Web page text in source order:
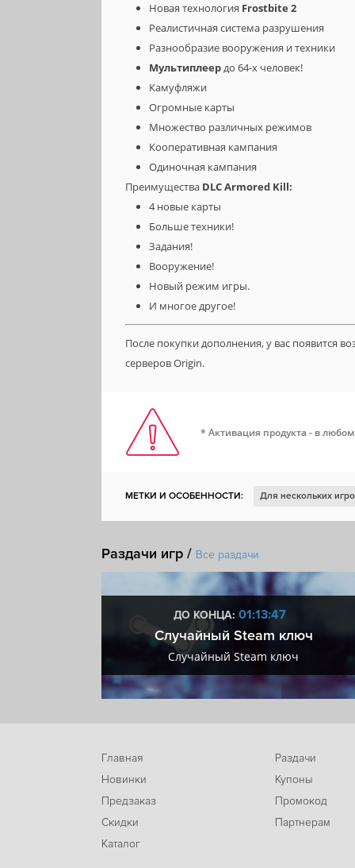
Новая технология Frostbite 2
Реалистичная система разрушения
Разнообразие вооружения и техники
Мультиплеердо 64-х человек!
Камуфляжи
Огромные карты
Множество различных режимов
Кооперативная кампания
Одиночная кампания
Преимущества DLC Armored Kill:
4 новые карты
Больше техники!
Задания!
Вооружение!
Новый режим игры.
И многое другое!
После покупки дополнения, у вас появится
серверов Origin.
* Активация продукта - в
МЕТКИ И ОСОБЕННОСТИ: Для нескольких
Разрушаемость DLC
Раздачи игр / Все раздачи
ДО КОНЦА: 01:13:46
Случайный Steam ключ
Случайный Steam ключ
Главная
Новинки
Предзаказ
Скидки
Каталог
Раздачи
Купоны
Промокод
Партнерам